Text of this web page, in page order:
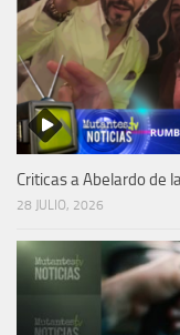
Criticas a Abelardo de
28 JULIO, 2026